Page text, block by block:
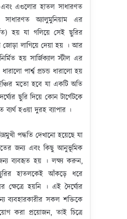
এগুলোর হাতল সাধারণত
সাধারণত অ্যালুমুনিয়াম এর
হয় যা গলিয়ে সেই ছুরির
জোড়া লাগিয়ে দেয়া হয় । আর
হয় সার্জিক্যাল স্টীল এর
পার্শ্ব প্রচন্ড ধারালো হয়
মতো হবে যা একটি অতি
ছুরি দিয়ে কোন টার্গেটকে
ব্যর্থ হওয়া দুরহ ব্যাপার ।
পদ্ধতি দেখানো হয়েছে যা
জন্য এবং কিছু আনুভূমিক
ব্যবহৃত হয় । লক্ষ্য করুন,
ছুরির হাতলকেই আঁকড়ে ধরে
ক্ষেত্রে হয়নি । এই দৈর্ঘ্যের
ব্যবহারকারীর সকল শক্তিকে
করা প্রয়োজন, তাই চিত্রে